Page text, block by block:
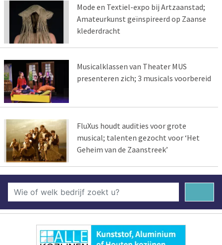
Mode en Textiel-expo bij Artzaanstad;
Amateurkunst geïnspireerd op Zaanse
klederdracht
Musicalklassen van Theater MUS
presenteren zich; 3 musicals voorbereid
FluXus houdt audities voor grote
musical; talenten gezocht voor ‘Het
Geheim van de Zaanstreek’